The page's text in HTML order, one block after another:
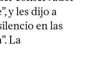
y les dijo a
en las
La